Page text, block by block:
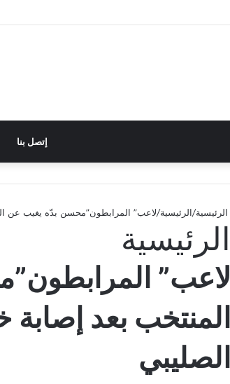
إتصل بنا
الرئيسية/الرئيسية/لاعب” المرابطون”محسن بدّه يغيب عن
الرئيسية
لاعب”
المنتخب بعد
الصليبي